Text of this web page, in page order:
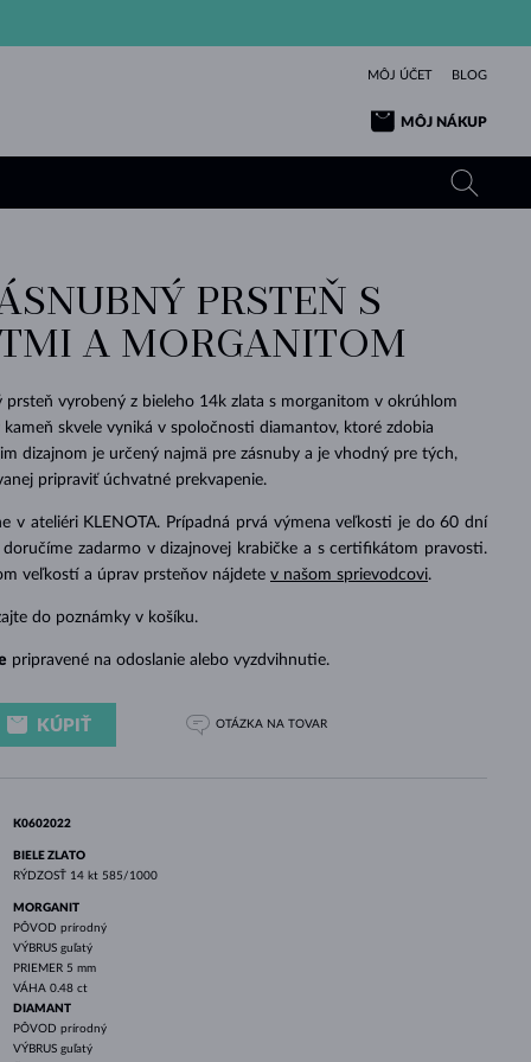
MÔJ ÚČET BLOG
MÔJ NÁKUP
VÝNIMOČNÝ
POZRIEŤ
LÁSKA
POZRIEŤ
ŽLTÉ ZLATO
RUŽOVÉ ZLATO
KRÁSOU
POZRIEŤ
TANZANITY
TOPÁSY
TURMALÍNY
VLTAVÍNY
PRE BÁBÄTKÁ
BIELE ZLATO
KRÁSNE
POZRIEŤ
TURMALÍNY
VLTAVÍNY
MINERÁLY
PERLOVÉ PRÍVESKY
BIELE ZLATO
RUŽOVÉ ZLATO
PRÍVESKY
POZRIEŤ
NÁRAMKY
POZRIEŤ
ELEGANCIA
POZRIEŤ
ZAFÍRY
SMARAGDY
VLTAVÍNY
MINERÁLY
SVADOBNÉ
BIELE ZLATO
ŠPERKY
POZRIEŤ
KRÁSU
POZRIEŤ
KOLEKCIE
POZRIEŤ
PRSTEŇ S
A MORGANITOM
prsteň vyrobený z bieleho 14k zlata s morganitom v okrúhlom
skvele vyniká v spoločnosti diamantov, ktoré zdobia
dizajnom je určený najmä pre zásnuby a je vhodný pre tých,
pripraviť úchvatné prekvapenie.
v ateliéri KLENOTA. Prípadná prvá výmena veľkosti je do 60 dní
doručíme zadarmo v dizajnovej krabičke a s certifikátom pravosti.
veľkostí a úprav prsteňov nájdete v našom sprievodcovi.
do poznámky v košíku.
pripravené na odoslanie alebo vyzdvihnutie.
KÚPIŤ OTÁZKA NA TOVAR
K0602022
BIELE ZLATO
RÝDZOSŤ 14 kt 585/1000
MORGANIT
PÔVOD prírodný
VÝBRUS guľatý
PRIEMER 5 mm
VÁHA 0.48 ct
DIAMANT
PÔVOD prírodný
VÝBRUS guľatý